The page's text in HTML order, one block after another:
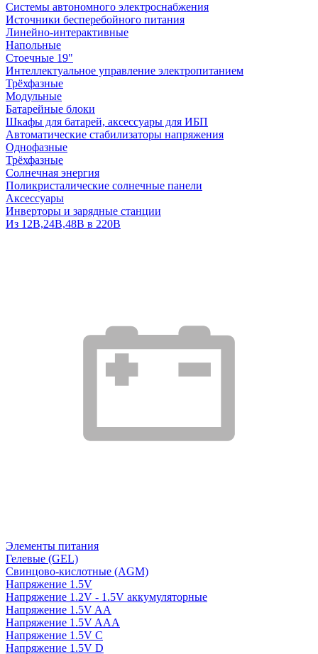
Системы автономного электроснабжения
Источники бесперебойного питания
Линейно-интерактивные
Напольные
Стоечные 19"
Интеллектуальное управление электропитанием
Трёхфазные
Модульные
Батарейные блоки
Шкафы для батарей, аксессуары для ИБП
Автоматические стабилизаторы напряжения
Однофазные
Трёхфазные
Солнечная энергия
Поликристалические солнечные панели
Аксессуары
Инверторы и зарядные станции
Из 12В,24В,48В в 220В
Элементы питания
Гелевые (GEL)
Свинцово-кислотные (AGM)
Напряжение 1.5V
Напряжение 1.2V - 1.5V аккумуляторные
Напряжение 1.5V AA
Напряжение 1.5V AAA
Напряжение 1.5V C
Напряжение 1.5V D